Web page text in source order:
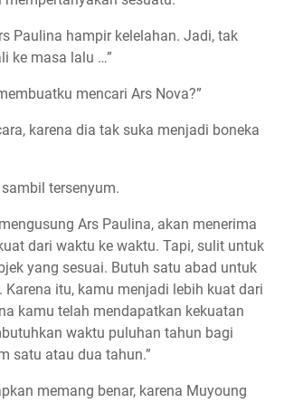
Paulina hampir kelelahan. Jadi, tak
ke masa lalu …”
mencari Ars Nova?”
karena dia tak suka menjadi boneka
tersenyum.
Ars Paulina, akan menerima
dari waktu ke waktu. Tapi, sulit untuk
yang sesuai. Butuh satu abad untuk
Karena itu, kamu menjadi lebih kuat dari
kamu telah mendapatkan kekuatan
waktu puluhan tahun bagi
satu atau dua tahun.”
memang benar, karena Muyoung